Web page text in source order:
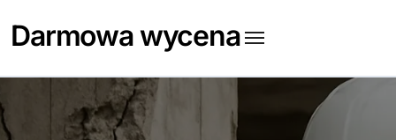
content
Darmowa wycena